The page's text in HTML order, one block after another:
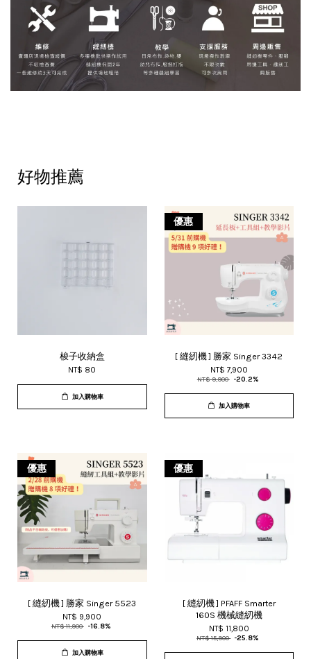
好物推薦
梭子收納盒
NT$ 80
加入購物車
優惠
[ 縫紉機 ] 勝家 Singer 3342
NT$ 7,900
NT$ 9,900 -20.2%
加入購物車
優惠
[ 縫紉機 ] 勝家 Singer 5523
NT$ 9,900
NT$ 11,900 -16.8%
加入購物車
優惠
[ 縫紉機 ] PFAFF Smarter
160S 機械縫紉機
NT$ 11,800
NT$ 15,900 -25.8%